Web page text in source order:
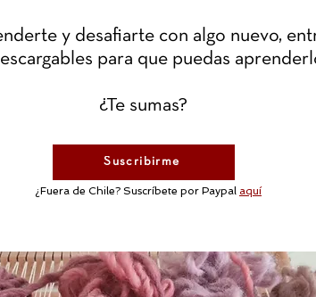
y desafiarte con algo nuevo,
para que puedas
¿Te sumas?
Suscribirme
¿Fuera de Chile? Suscríbete por Paypal aquí